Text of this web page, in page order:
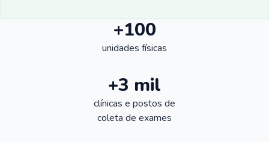
+100
unidades físicas
+3 mil
clínicas e postos de
coleta de exames